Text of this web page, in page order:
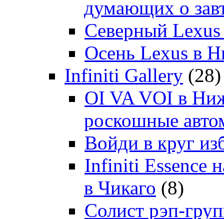
думающих о
Северный Lexus
Осень Lexus в
Infiniti Gallery (28)
OI VA VOI в
роскошные
Войди в круг
Infiniti Essence
в Чикаго (8)
Солист рэп-